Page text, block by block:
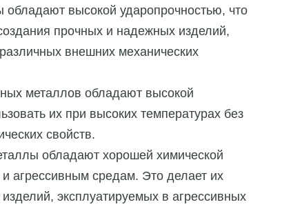
высокой ударопрочностью, что
прочных и надежных изделий,
внешних механических
металлов обладают высокой
их при высоких температурах без
свойств.
обладают хорошей химической
и агрессивным средам. Это делает их
эксплуатируемых в агрессивных